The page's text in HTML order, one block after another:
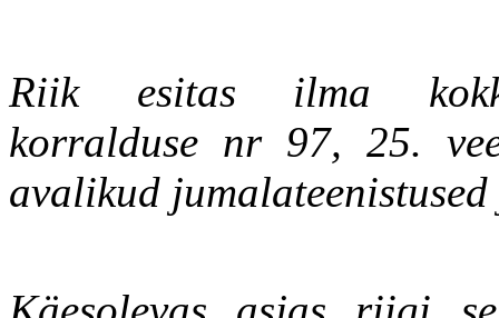
Riik esitas ilma
korralduse nr 97, 25.
avalikud